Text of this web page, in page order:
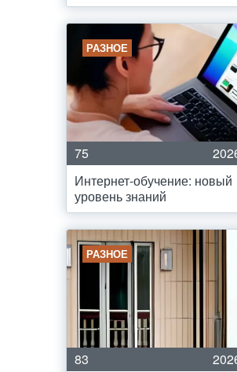
РАЗНОЕ
75
Интернет-обучение: новый
уровень знаний
РАЗНОЕ
83